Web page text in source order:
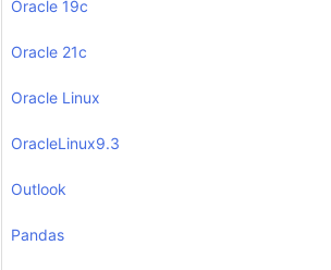
Oracle 19c
Oracle 21c
Oracle Linux
OracleLinux9.3
Outlook
Pandas